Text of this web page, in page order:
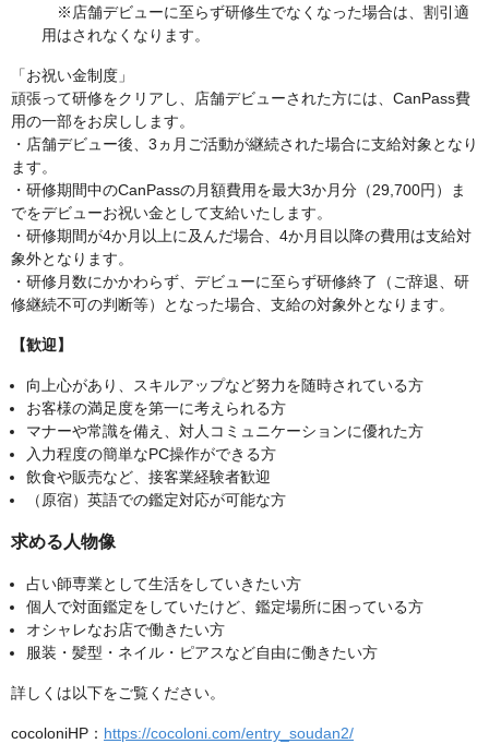
※店舗デビューに至らず研修生でなくなった場合は、割引適
用はされなくなります。
「お祝い金制度」
頑張って研修をクリアし、店舗デビューされた方には、CanPass費
用の一部をお戻しします。
・店舗デビュー後、3ヵ月ご活動が継続された場合に支給対象となり
ます。
・研修期間中のCanPassの月額費用を最大3か月分（29,700円）ま
でをデビューお祝い金として支給いたします。
・研修期間が4か月以上に及んだ場合、4か月目以降の費用は支給対
象外となります。
・研修月数にかかわらず、デビューに至らず研修終了（ご辞退、研
修継続不可の判断等）となった場合、支給の対象外となります。
【歓迎】
向上心があり、スキルアップなど努力を随時されている方
お客様の満足度を第一に考えられる方
マナーや常識を備え、対人コミュニケーションに優れた方
入力程度の簡単なPC操作ができる方
飲食や販売など、接客業経験者歓迎
（原宿）英語での鑑定対応が可能な方
求める人物像
占い師専業として生活をしていきたい方
個人で対面鑑定をしていたけど、鑑定場所に困っている方
オシャレなお店で働きたい方
服装・髪型・ネイル・ピアスなど自由に働きたい方
詳しくは以下をご覧ください。
cocoloniHP： https://cocoloni.com/entry_soudan2/